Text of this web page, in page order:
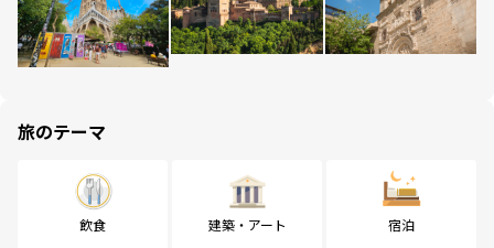
旅のテーマ
飲食 建築・アート 宿泊